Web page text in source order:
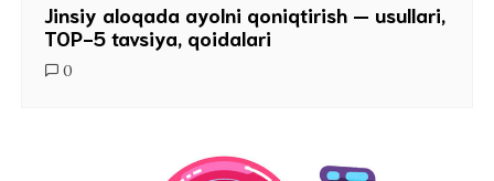
Jinsiy aloqada ayolni qoniqtirish — usullari,
TOP-5 tavsiya, qoidalari
0